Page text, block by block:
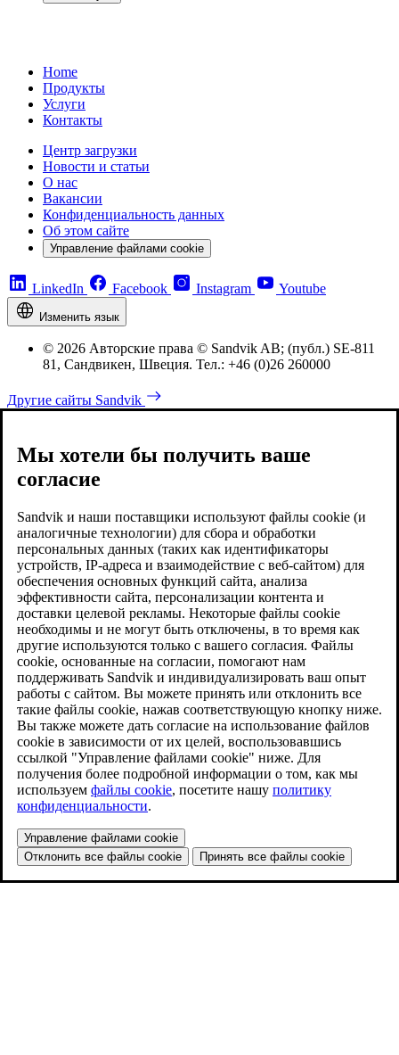
Home
Продукты
Услуги
Контакты
Центр загрузки
Новости и статьи
О нас
Вакансии
Конфиденциальность данных
Об этом сайте
Управление файлами cookie
LinkedIn Facebook Instagram Youtube
Изменить язык
© 2026 Авторские права © Sandvik AB; (публ.) SE-811
81, Сандвикен, Швеция. Тел.: +46 (0)26 260000
Другие сайты Sandvik
Мы хотели бы получить ваше
согласие
Sandvik и наши поставщики используют файлы cookie (и
аналогичные технологии) для сбора и обработки
персональных данных (таких как идентификаторы
устройств, IP-адреса и взаимодействие с веб-сайтом) для
обеспечения основных функций сайта, анализа
эффективности сайта, персонализации контента и
доставки целевой рекламы. Некоторые файлы cookie
необходимы и не могут быть отключены, в то время как
другие используются только с вашего согласия. Файлы
cookie, основанные на согласии, помогают нам
поддерживать Sandvik и индивидуализировать ваш опыт
работы с сайтом. Вы можете принять или отклонить все
такие файлы cookie, нажав соответствующую кнопку ниже.
Вы также можете дать согласие на использование файлов
cookie в зависимости от их целей, воспользовавшись
ссылкой "Управление файлами cookie" ниже. Для
получения более подробной информации о том, как мы
используем файлы cookie, посетите нашу политику
конфиденциальности.
Управление файлами cookie
Отклонить все файлы cookie
Принять все файлы cookie